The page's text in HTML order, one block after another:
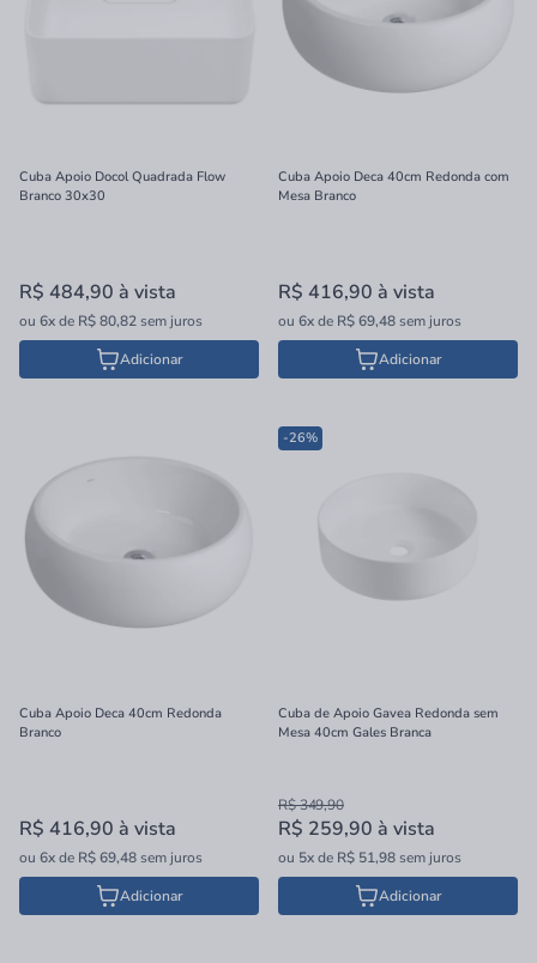
Cuba Apoio Docol Quadrada Flow
Branco 30x30
R$ 484,90 à vista
ou 6xde R$ 80,82sem juros
Adicionar
Cuba Apoio Deca 40cm Redonda com
Mesa Branco
R$ 416,90 à vista
ou 6xde R$ 69,48sem juros
Adicionar
Cuba Apoio Deca 40cm Redonda
Branco
R$ 416,90 à vista
ou 6xde R$ 69,48sem juros
Adicionar
-26%
Cuba de Apoio Gavea Redonda sem
Mesa 40cm Gales Branca
R$ 349,90
R$ 259,90 à vista
ou 5xde R$ 51,98sem juros
Adicionar